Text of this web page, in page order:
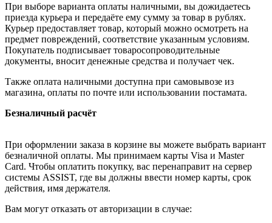
При выборе варианта оплаты наличными, вы дожидаетесь
приезда курьера и передаёте ему сумму за товар в рублях.
Курьер предоставляет товар, который можно осмотреть на
предмет повреждений, соответствие указанным условиям.
Покупатель подписывает товаросопроводительные
документы, вносит денежные средства и получает чек.
Также оплата наличными доступна при самовывозе из
магазина, оплаты по почте или использовании постамата.
Безналичный расчёт
При оформлении заказа в корзине вы можете выбрать вариант
безналичной оплаты. Мы принимаем карты Visa и Master
Card. Чтобы оплатить покупку, вас перенаправит на сервер
системы ASSIST, где вы должны ввести номер карты, срок
действия, имя держателя.
Вам могут отказать от авторизации в случае: